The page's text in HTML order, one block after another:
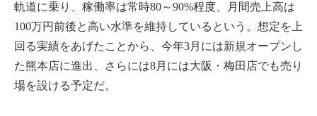
軌道に乗り、稼働率は常時80～90%程度、月間売上高は
100万円前後と高い水準を維持しているという。想定を上
回る実績をあげたことから、今年3月には新規オープンし
た熊本店に進出、さらには8月には大阪・梅田店でも売り
場を設ける予定だ。